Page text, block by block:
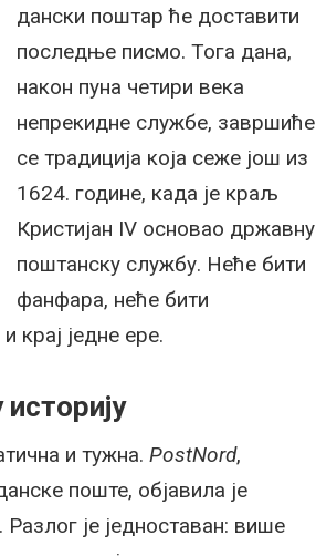
дански поштар ће доставити
последње писмо. Тога дана,
након пуна четири века
непрекидне службе, завршиће
се традиција која сеже још из
1624. године, када је краљ
Кристијан IV основао државну
поштанску службу. Неће бити
фанфара, неће бити
крај једне ере.
и тужна. PostNord,
поште, објавила је
је једноставан: више